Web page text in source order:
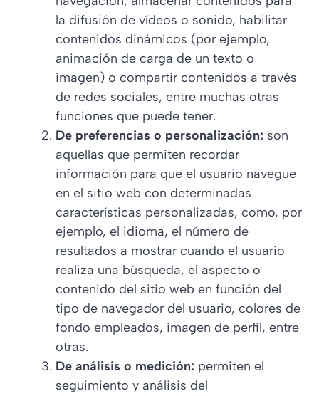
la difusión de vídeos o sonido, habilitar
contenidos dinámicos (por ejemplo,
animación de carga de un texto o
imagen) o compartir contenidos a través
de redes sociales, entre muchas otras
funciones que puede tener.
De preferencias o personalización: son
aquellas que permiten recordar
información para que el usuario navegue
en el sitio web con determinadas
características personalizadas, como, por
ejemplo, el idioma, el número de
resultados a mostrar cuando el usuario
realiza una búsqueda, el aspecto o
contenido del sitio web en función del
tipo de navegador del usuario, colores de
fondo empleados, imagen de perfil, entre
otras.
De análisis o medición: permiten el
seguimiento y análisis del